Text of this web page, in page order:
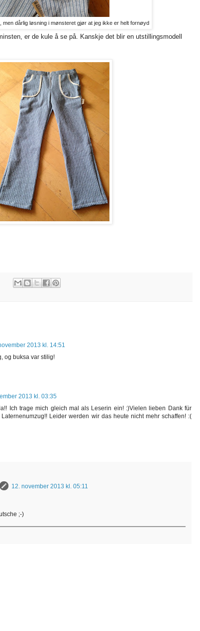
men dårlig løsning i mønsteret gjør at jeg ikke er helt fornøyd
er de kule å se på. Kanskje det blir en utstillingsmodell
2013 kl. 14:51
og buksa var stilig!
2013 kl. 03:35
Ich trage mich gleich mal als Leserin ein! :)Vielen lieben Dank für
Leider werden wir das heute nicht mehr schaffen! :(
12. november 2013 kl. 05:11
;-)